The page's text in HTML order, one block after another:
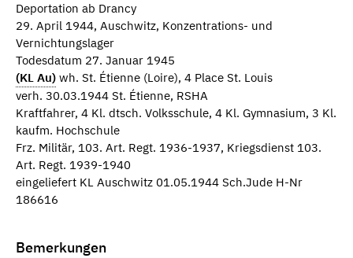
Deportation ab Drancy
29. April 1944, Auschwitz, Konzentrations- und
Vernichtungslager
Todesdatum 27. Januar 1945
(KL Au) wh. St. Étienne (Loire), 4 Place St. Louis
verh. 30.03.1944 St. Étienne, RSHA
Kraftfahrer, 4 Kl. dtsch. Volksschule, 4 Kl. Gymnasium, 3 Kl.
kaufm. Hochschule
Frz. Militär, 103. Art. Regt. 1936-1937, Kriegsdienst 103.
Art. Regt. 1939-1940
eingeliefert KL Auschwitz 01.05.1944 Sch.Jude H-Nr
186616
Bemerkungen